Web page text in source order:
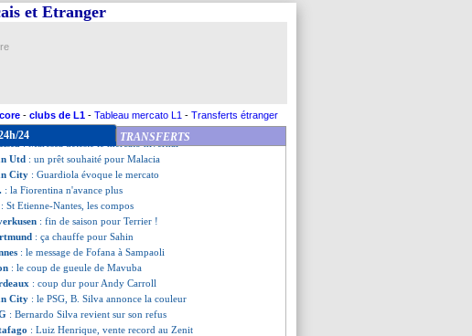
et Etranger
- clubs de L1 - Tableau mercato L1 - Transferts étranger
24 TRANSFERTS
: sauveur, Boakye ne s'en contente pas
: Chirivella a vu de la passivité
: Angers-Auxerre, les compos
: Iliman Ndiaye droit au but !
: Maresca déteste le mercato hivernal
Utd : un prêt souhaité pour Malacia
City : Guardiola évoque le mercato
: la Fiorentina n'avance plus
: St Etienne-Nantes, les compos
: fin de saison pour Terrier !
: ça chauffe pour Sahin
: le message de Fofana à Sampaoli
: le coup de gueule de Mavuba
: coup dur pour Andy Carroll
City : le PSG, B. Silva annonce la couleur
: Bernardo Silva revient sur son refus
: Luiz Henrique, vente record au Zenit